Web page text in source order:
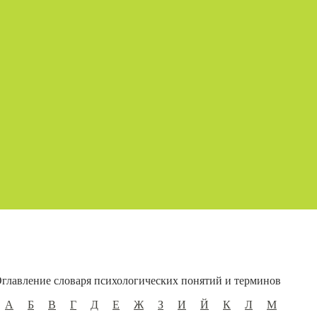
словаря психологических понятий и терминов
А
Б В Г Д Е Ж З И Й К Л М